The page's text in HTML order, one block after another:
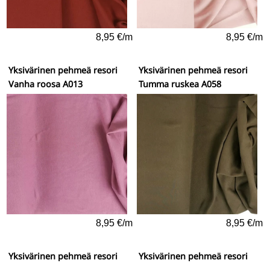
8,95 €/m 8,95 €/m
Yksivärinen pehmeä resori
Vanha roosa A013
8,95 €/m
Yksivärinen pehmeä resori
Tumma ruskea A058
8,95 €/m
Yksivärinen pehmeä resori
Yksivärinen pehmeä resori